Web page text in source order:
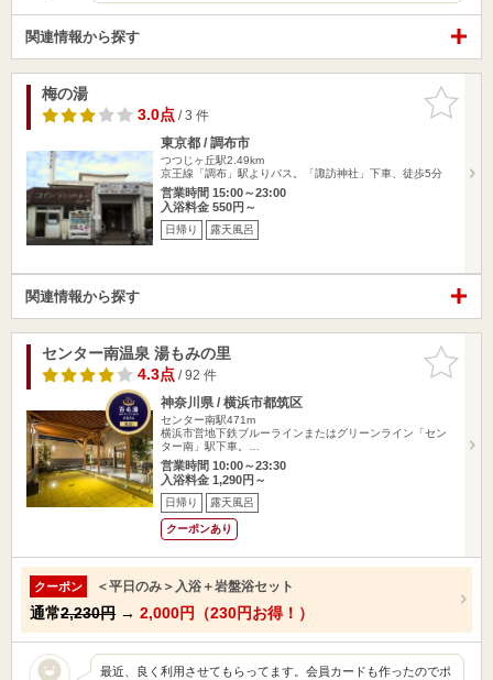
関連情報から探す
お気に入
りに追加
梅の湯
3.0点/ 3 件
東京都 / 調布市
つつじヶ丘駅2.49km
京王線「調布」駅よりバス。「諏訪神社」下車、徒歩5分
営業時間 15:00～23:00
入浴料金 550円～
日帰り 露天風呂
関連情報から探す
お気に入
りに追加
センター南温泉 湯もみの里
4.3点/ 92 件
神奈川県 / 横浜市都筑区
センター南駅471m
横浜市営地下鉄ブルーラインまたはグリーンライン「セン
ター南」駅下車。…
営業時間 10:00～23:30
入浴料金 1,290円～
日帰り 露天風呂
クーポンあり
クーポン ＜平日のみ＞入浴＋岩盤浴セット
通常2,230円 → 2,000円（230円お得！）
最近、良く利用させてもらってます。会員カードも作ったのでポ